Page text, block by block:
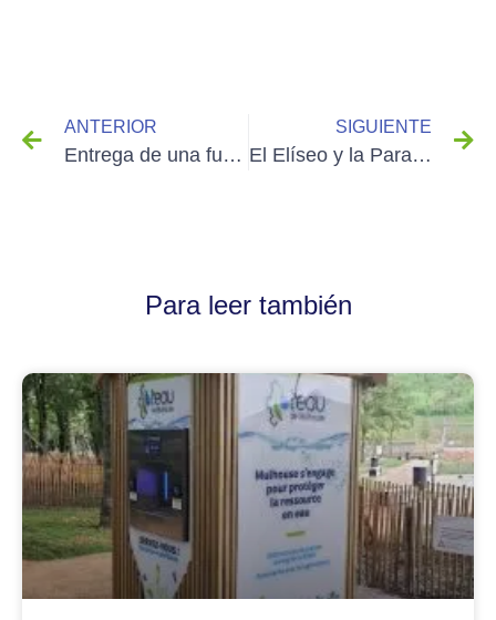
ANTERIOR
Entrega de una fuente de agua conectada a la red para Eiffage, vuelta en fotos
SIGUIENTE
El Elíseo y la Paradoja del Plástico: Un Llamamiento a la Acción
Para leer también